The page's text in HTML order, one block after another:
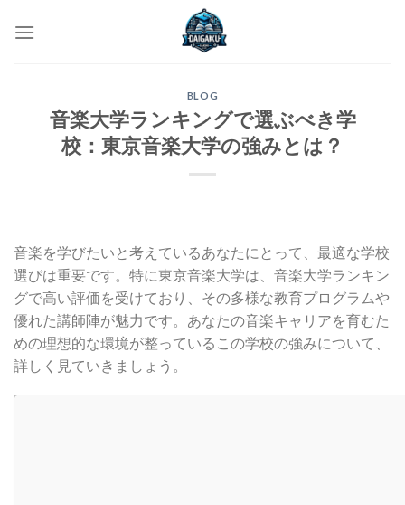
BLOG
音楽大学ランキングで選ぶべき学
校：東京音楽大学の強みとは？
音楽を学びたいと考えているあなたにとって、最適な学校
選びは重要です。特に東京音楽大学は、音楽大学ランキン
グで高い評価を受けており、その多様な教育プログラムや
優れた講師陣が魅力です。あなたの音楽キャリアを育むた
めの理想的な環境が整っているこの学校の強みについて、
詳しく見ていきましょう。